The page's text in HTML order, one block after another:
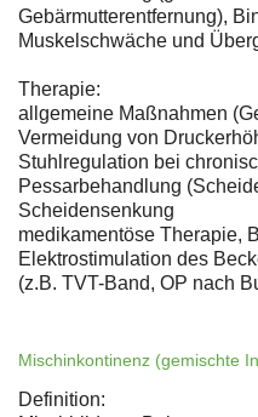
Gebärmutterentfernung),
Muskelschwäche und
Therapie:
allgemeine Maßnahmen
Vermeidung von
Stuhlregulation bei
Pessarbehandlung
Scheidensenkung
medikamentöse Therapie,
Elektrostimulation des
(z.B. TVT-Band, OP nach
Mischinkontinenz (gemischte
Definition: